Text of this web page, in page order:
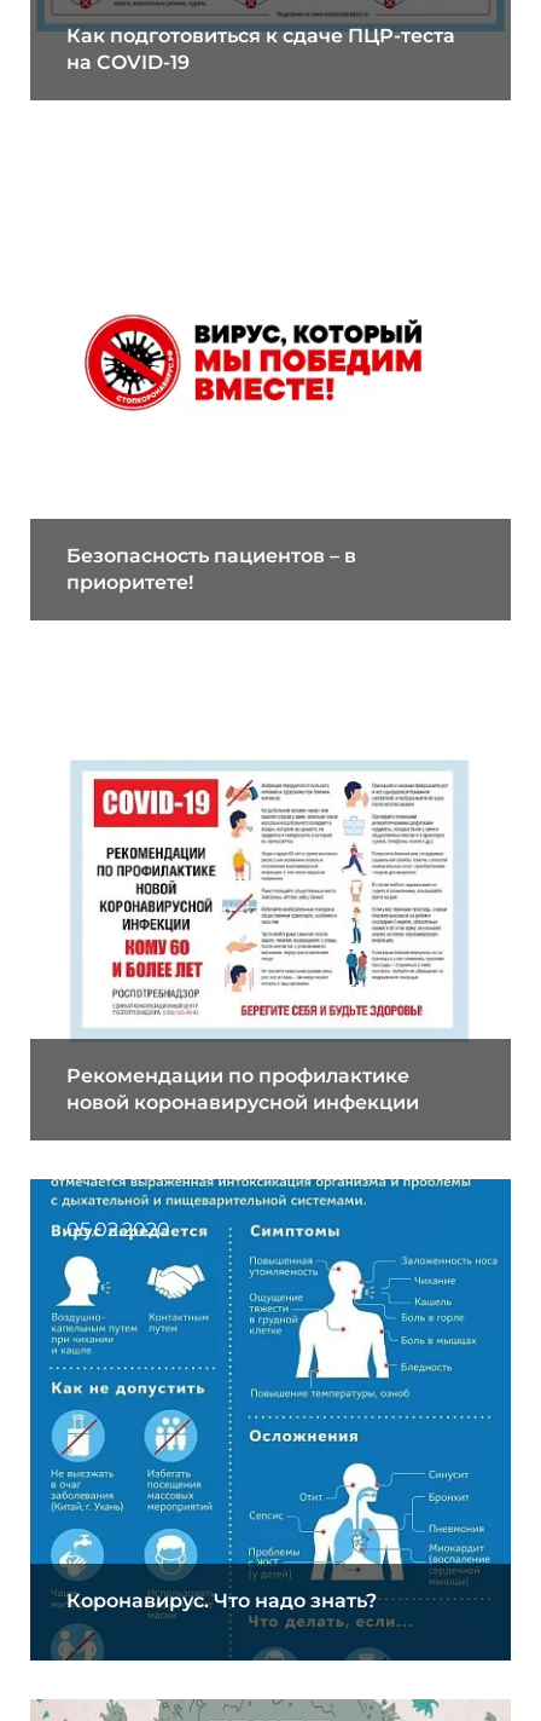
Как подготовиться к сдаче ПЦР-теста
на COVID-19
Безопасность пациентов – в
приоритете!
Рекомендации по профилактике
новой коронавирусной инфекции
05.02.2020
Коронавирус. Что надо знать?